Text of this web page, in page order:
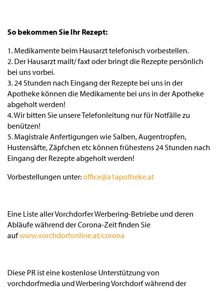
So bekommen Sie Ihr Rezept:
1. Medikamente beim Hausarzt telefonisch vorbestellen.
2. Der Hausarzt mailt/ faxt oder bringt die Rezepte persönlich
bei uns vorbei.
3. 24 Stunden nach Eingang der Rezepte bei uns in der
Apotheke können die Medikamente bei uns in der Apotheke
abgeholt werden!
4. Wir bitten Sie unsere Telefonleitung nur für Notfälle zu
benützen!
5. Magistrale Anfertigungen wie Salben, Augentropfen,
Hustensäfte, Zäpfchen etc können frühestens 24 Stunden nach
Eingang der Rezepte abgeholt werden!
Vorbestellungen unter:office@a1apotheke.at
Eine Liste aller Vorchdorfer Werbering-Betriebe und deren
Abläufe während der Corona-Zeit finden Sie
aufwww.vorchdorfonline.at/corona
Diese PR ist eine kostenlose Unterstützung von
vorchdorfmedia und Werbering Vorchdorf während der